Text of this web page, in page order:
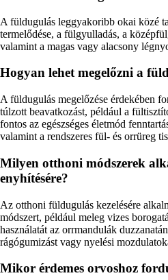
A füldugulás leggyakoribb okai közé
termelődése, a fülgyulladás, a
valamint a magas vagy alacsony
Hogyan lehet megelőzni a
A füldugulás megelőzése érdekében
túlzott beavatkozást, például a
fontos az egészséges életmód
valamint a rendszeres fül- és orrüreg
Milyen otthoni módszerek
enyhítésére?
Az otthoni füldugulás kezelésére
módszert, például meleg vizes
használatát az orrmandulák
rágógumizást vagy nyelési
Mikor érdemes orvoshoz